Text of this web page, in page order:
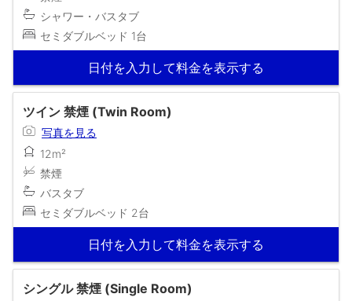
シャワー・バスタブ
セミダブルベッド 1台
日付を入力して料金を表示する
ツイン 禁煙 (Twin Room)
写真を見る
12m²
禁煙
バスタブ
セミダブルベッド 2台
日付を入力して料金を表示する
シングル 禁煙 (Single Room)